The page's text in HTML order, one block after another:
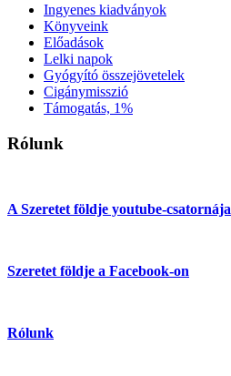
Ingyenes kiadványok
Könyveink
Előadások
Lelki napok
Gyógyító összejövetelek
Cigánymisszió
Támogatás, 1%
Rólunk
A Szeretet földje youtube-csatornája
Szeretet földje a Facebook-on
Rólunk